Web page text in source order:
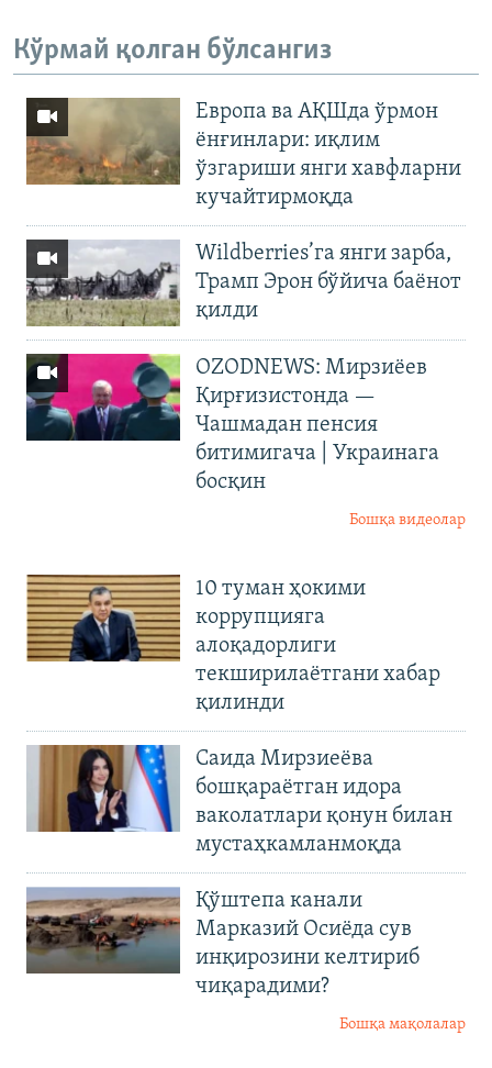
Кўрмай қолган бўлсангиз
Европа ва АҚШда ўрмон
ёнғинлари: иқлим
ўзгариши янги хавфларни
кучайтирмоқда
Wildberries’га янги зарба,
Трамп Эрон бўйича баёнот
қилди
OZODNEWS: Мирзиёев
Қирғизистонда —
Чашмадан пенсия
битимигача | Украинага
босқин
Бошқа видеолар
10 туман ҳокими
коррупцияга
алоқадорлиги
текширилаётгани хабар
қилинди
Саида Мирзиеёва
бошқараётган идора
ваколатлари қонун билан
мустаҳкамланмоқда
Қўштепа канали
Марказий Осиёда сув
инқирозини келтириб
чиқарадими?
Бошқа мақолалар